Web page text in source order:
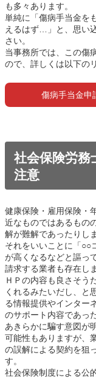
も多々あります。
単純に「傷病手当金を
えるはず…」と、思い
さい。
当事務所では、この傷
ので、詳しくは以下の
傷病手当金申
社会保険労務
注意
健康保険・雇用保険・
近なものではあるもの
解が難解であったりし
それをいいことに「○○
が高くなるなどと謳っ
請求する業者も存在し
ＨＰの内容も良さそう
くれるみたいだし、と
る情報提供やインター
のサポート内容であっ
あきらかに騙す意図が
可能性もありますが、
の誤解による契約を狙
す。
社会保険制度による公